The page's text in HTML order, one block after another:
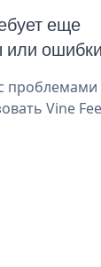
еще
или
проблемами
Vine